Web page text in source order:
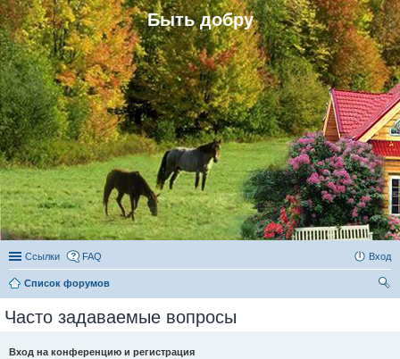
Быть добру
Ссылки FAQ Вход
Список форумов
Часто задаваемые вопросы
Вход на конференцию и регистрация